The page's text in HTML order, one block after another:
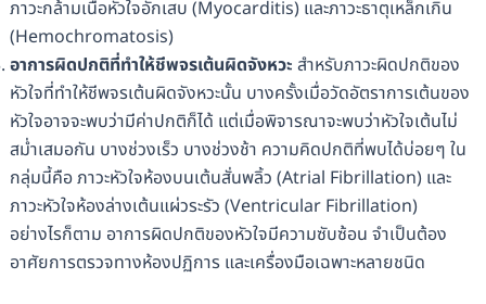
ภาวะกล้ามเนื้อหัวใจอักเสบ (Myocarditis) และภาวะธาตุเหล็กเกิน
(Hemochromatosis)
อาการผิดปกติที่ทำให้ชีพจรเต้นผิดจังหวะ สำหรับภาวะผิดปกติของ
หัวใจที่ทำให้ชีพจรเต้นผิดจังหวะนั้น บางครั้งเมื่อวัดอัตราการเต้นของ
หัวใจอาจจะพบว่ามีค่าปกติก็ได้ แต่เมื่อพิจารณาจะพบว่าหัวใจเต้นไม่
สม่ำเสมอกัน บางช่วงเร็ว บางช่วงช้า ความคิดปกติที่พบได้บ่อยๆ ใน
กลุ่มนี้คือ ภาวะหัวใจห้องบนเต้นสั่นพลิ้ว (Atrial Fibrillation) และ
ภาวะหัวใจห้องล่างเต้นแผ่วระรัว (Ventricular Fibrillation)
อย่างไรก็ตาม อาการผิดปกติของหัวใจมีความซับซ้อน จำเป็นต้อง
อาศัยการตรวจทางห้องปฏิการ และเครื่องมือเฉพาะหลายชนิด